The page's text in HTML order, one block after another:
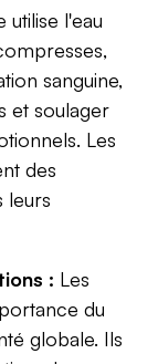
utilise l'eau
sanguine,
et soulager
Les
des
leurs
: Les
du
globale. Ils